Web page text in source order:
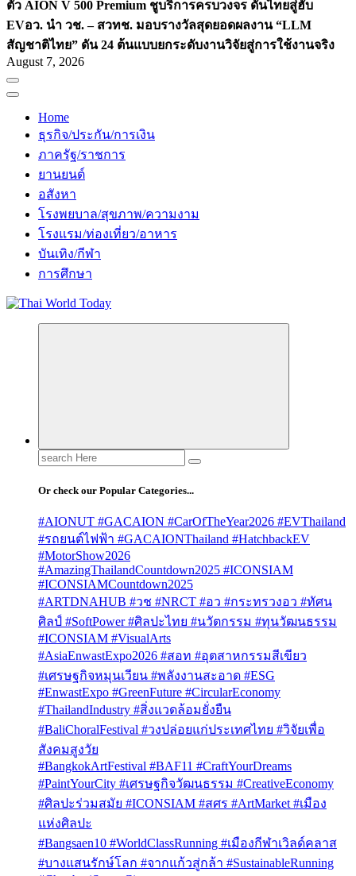
ตัว AION V 500 Premium ชูบริการครบวงจร ดันไทยสู่ฮับ
EVอว. นำ วช. – สวทช. มอบรางวัลสุดยอดผลงาน “LLM
สัญชาติไทย” ดัน 24 ต้นแบบยกระดับงานวิจัยสู่การใช้งานจริง
August 7, 2026
Home
ธุรกิจ/ประกัน/การเงิน
ภาครัฐ/ราชการ
ยานยนต์
อสังหา
โรงพยบาล/สุขภาพ/ความงาม
โรงแรม/ท่องเที่ยว/อาหาร
บันเทิง/กีฬา
การศึกษา
Search
for:
Or check our Popular Categories...
#AIONUT #GACAION #CarOfTheYear2026 #EVThailand
#รถยนต์ไฟฟ้า #GACAIONThailand #HatchbackEV
#MotorShow2026
#AmazingThailandCountdown2025 #ICONSIAM
#ICONSIAMCountdown2025
#ARTDNAHUB #วช #NRCT #อว #กระทรวงอว #ทัศน
ศิลป์ #SoftPower #ศิลปะไทย #นวัตกรรม #ทุนวัฒนธรรม
#ICONSIAM #VisualArts
#AsiaEnwastExpo2026 #สอท #อุตสาหกรรมสีเขียว
#เศรษฐกิจหมุนเวียน #พลังงานสะอาด #ESG
#EnwastExpo #GreenFuture #CircularEconomy
#ThailandIndustry #สิ่งแวดล้อมยั่งยืน
#BaliChoralFestival #วงปล่อยแก่ประเทศไทย #วิจัยเพื่อ
สังคมสูงวัย
#BangkokArtFestival #BAF11 #CraftYourDreams
#PaintYourCity #เศรษฐกิจวัฒนธรรม #CreativeEconomy
#ศิลปะร่วมสมัย #ICONSIAM #สศร #ArtMarket #เมือง
แห่งศิลปะ
#Bangsaen10 #WorldClassRunning #เมืองกีฬาเวิลด์คลาส
#บางแสนรักษ์โลก #จากแก้วสู่กล้า #SustainableRunning